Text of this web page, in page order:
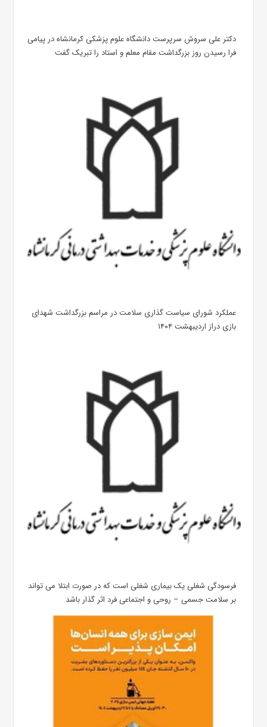
دکتر علی سروش سرپرست دانشگاه علوم پزشکی کرمانشاه در پیامی
فرا رسیدن روز بزرگداشت مقام معلم و استاد را تبریک گفت
عملکرد شورای سیاست گذاری سلامت در مراسم بزرگداشت شهدای
بازی دراز اردیبهشت ۱۴۰۴
فرسودگی شغلی یک بیماری شغلی است که در صورت ابتلا می تواند
بر سلامت جسمی – روحی و اجتماعی فرد اثر گذار باشد